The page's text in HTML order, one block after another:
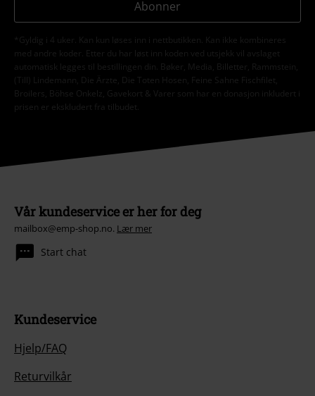
Abonner
*Gyldig i 4 uker. Kan kun løses inn i nettbutikken. Kan ikke kombineres
med andre koder. Etter du har løst inn koden ved utsjekk vil avslaget
automatisk legges til bestillingen din. Bøker, Media, Billetter, Rammstein,
(Till) Lindemann, Die Ärzte, Die Toten Hosen, Feine Sahne Fischfilet,
Broilers, Böhse Onkelz, Gavekort & Varer som har en donasjon inkludert i
prisen er ekskludert fra tilbudet.
Vår kundeservice er her for deg
mailbox@emp-shop.no. Lær mer
Start chat
Kundeservice
Hjelp/FAQ
Returvilkår